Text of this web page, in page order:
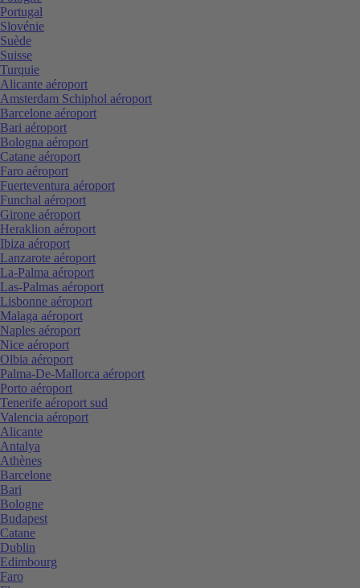
Portugal
Slovénie
Suède
Suisse
Turquie
Alicante aéroport
Amsterdam Schiphol aéroport
Barcelone aéroport
Bari aéroport
Bologna aéroport
Catane aéroport
Faro aéroport
Fuerteventura aéroport
Funchal aéroport
Girone aéroport
Heraklion aéroport
Ibiza aéroport
Lanzarote aéroport
La-Palma aéroport
Las-Palmas aéroport
Lisbonne aéroport
Malaga aéroport
Naples aéroport
Nice aéroport
Olbia aéroport
Palma-De-Mallorca aéroport
Porto aéroport
Tenerife aéroport sud
Valencia aéroport
Alicante
Antalya
Athènes
Barcelone
Bari
Bologne
Budapest
Catane
Dublin
Edimbourg
Faro